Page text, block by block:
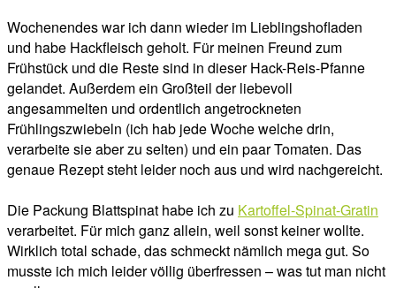
Wochenendes war ich dann wieder im Lieblingshofladen
und habe Hackfleisch geholt. Für meinen Freund zum
Frühstück und die Reste sind in dieser Hack-Reis-Pfanne
gelandet. Außerdem ein Großteil der liebevoll
angesammelten und ordentlich angetrockneten
Frühlingszwiebeln (ich hab jede Woche welche drin,
verarbeite sie aber zu selten) und ein paar Tomaten. Das
genaue Rezept steht leider noch aus und wird nachgereicht.
Die Packung Blattspinat habe ich zu Kartoffel-Spinat-Gratin
verarbeitet. Für mich ganz allein, weil sonst keiner wollte.
Wirklich total schade, das schmeckt nämlich mega gut. So
musste ich mich leider völlig überfressen – was tut man nicht